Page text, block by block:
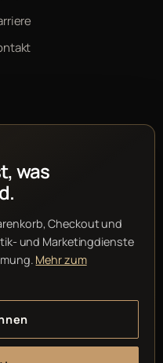
was
Checkout und
und Marketingdienste
Mehr zum